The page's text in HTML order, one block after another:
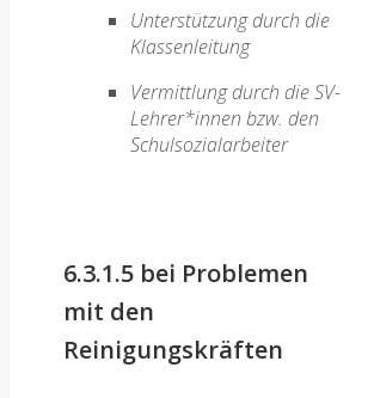
Unterstützung durch die
Klassenleitung
Vermittlung durch die SV-
Lehrer*innen bzw. den
Schulsozialarbeiter
6.3.1.5 bei Problemen
mit den
Reinigungskräften